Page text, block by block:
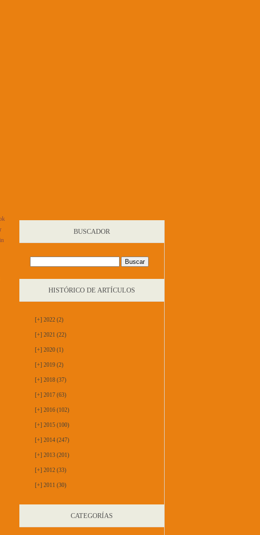
BUSCADOR
HISTÓRICO DE ARTÍCULOS
[+] 2022 (2)
[+] 2021 (22)
[+] 2020 (1)
[+] 2019 (2)
[+] 2018 (37)
[+] 2017 (63)
[+] 2016 (102)
[+] 2015 (100)
[+] 2014 (247)
[+] 2013 (201)
[+] 2012 (33)
[+] 2011 (30)
CATEGORÍAS